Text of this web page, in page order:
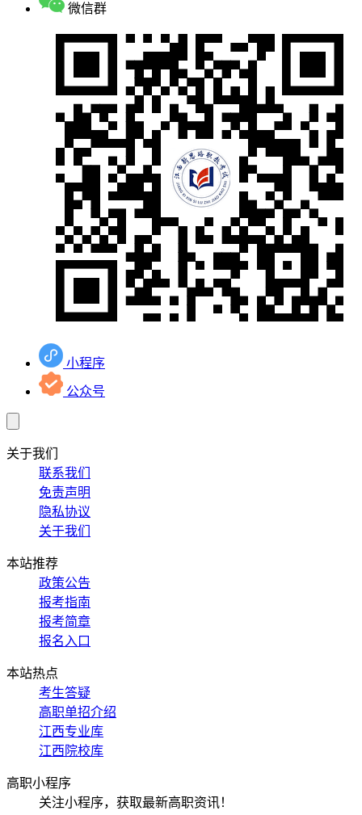
微信群
小程序
公众号
关于我们
联系我们
免责声明
隐私协议
关于我们
本站推荐
政策公告
报考指南
报考简章
报名入口
本站热点
考生答疑
高职单招介绍
江西专业库
江西院校库
高职小程序
关注小程序，获取最新高职资讯！